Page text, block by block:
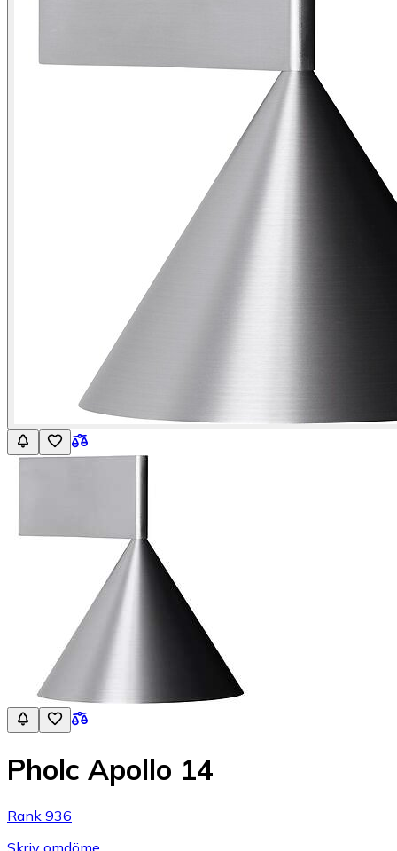
Pholc Apollo 14
Rank 936
Skriv omdöme